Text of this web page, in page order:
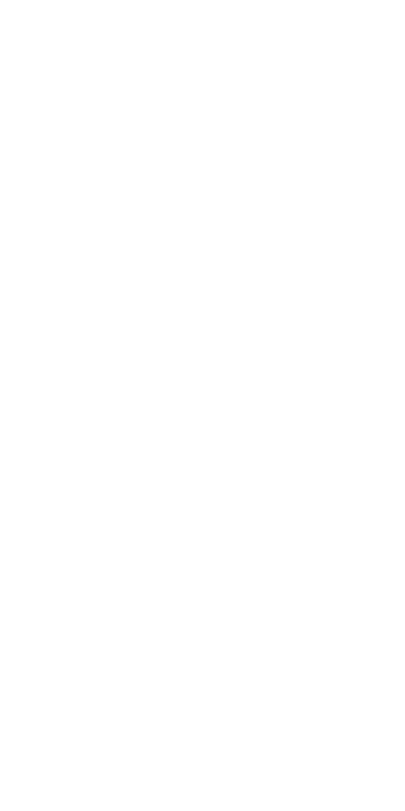
só quer ver sua filha casada. Ele não me parece o
não se preocupar tanto.
conforme o planejado — disse ele.
a companhia um do outro.
seu amigo Logan, onde eles haviam bebido
O impacto foi tão forte que os pneus do carro